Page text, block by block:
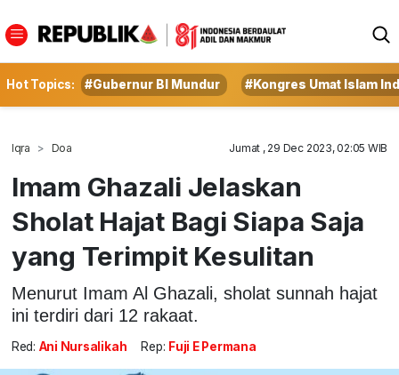
Hot Topics: #Gubernur BI Mundur #Kongres Umat Islam
Iqra Doa Jumat , 29 Dec 2023, 02:05 WIB
Imam Ghazali Jelaskan
Sholat Hajat Bagi Siapa Saja
yang Terimpit Kesulitan
Menurut Imam Al Ghazali, sholat sunnah hajat
ini terdiri dari 12 rakaat.
Red: Ani Nursalikah Rep: Fuji E Permana